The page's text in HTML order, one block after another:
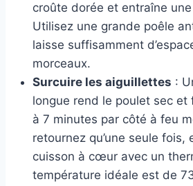
croûte dorée et entraîne
Utilisez une grande poêle
laisse suffisamment
morceaux.
Surcuire les aiguillettes :
longue rend le poulet sec et
à 7 minutes par côté à feu
retournez qu’une seule fois,
cuisson à cœur avec un
température idéale est de